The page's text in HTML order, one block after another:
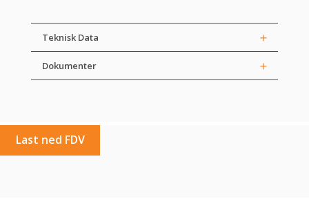
Teknisk Data
Dokumenter
Last ned FDV